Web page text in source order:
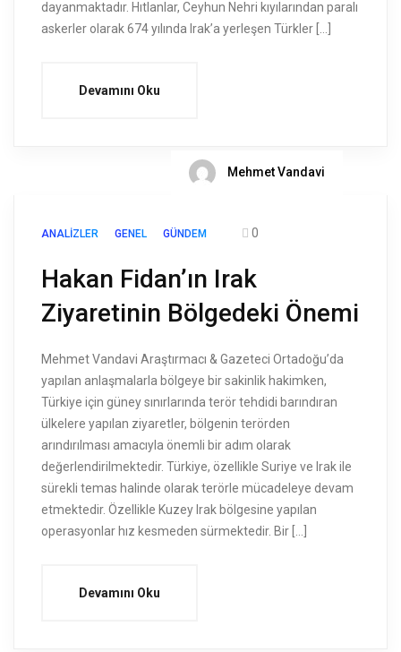
dayanmaktadır. Hıtlanlar, Ceyhun Nehri kıyılarından paralı
askerler olarak 674 yılında Irak’a yerleşen Türkler […]
Devamını Oku
Mehmet Vandavi
ANALIZLER GENEL GÜNDEM 0
Hakan Fidan’ın Irak
Ziyaretinin Bölgedeki Önemi
Mehmet Vandavi Araştırmacı & Gazeteci Ortadoğu’da
yapılan anlaşmalarla bölgeye bir sakinlik hakimken,
Türkiye için güney sınırlarında terör tehdidi barındıran
ülkelere yapılan ziyaretler, bölgenin terörden
arındırılması amacıyla önemli bir adım olarak
değerlendirilmektedir. Türkiye, özellikle Suriye ve Irak ile
sürekli temas halinde olarak terörle mücadeleye devam
etmektedir. Özellikle Kuzey Irak bölgesine yapılan
operasyonlar hız kesmeden sürmektedir. Bir […]
Devamını Oku